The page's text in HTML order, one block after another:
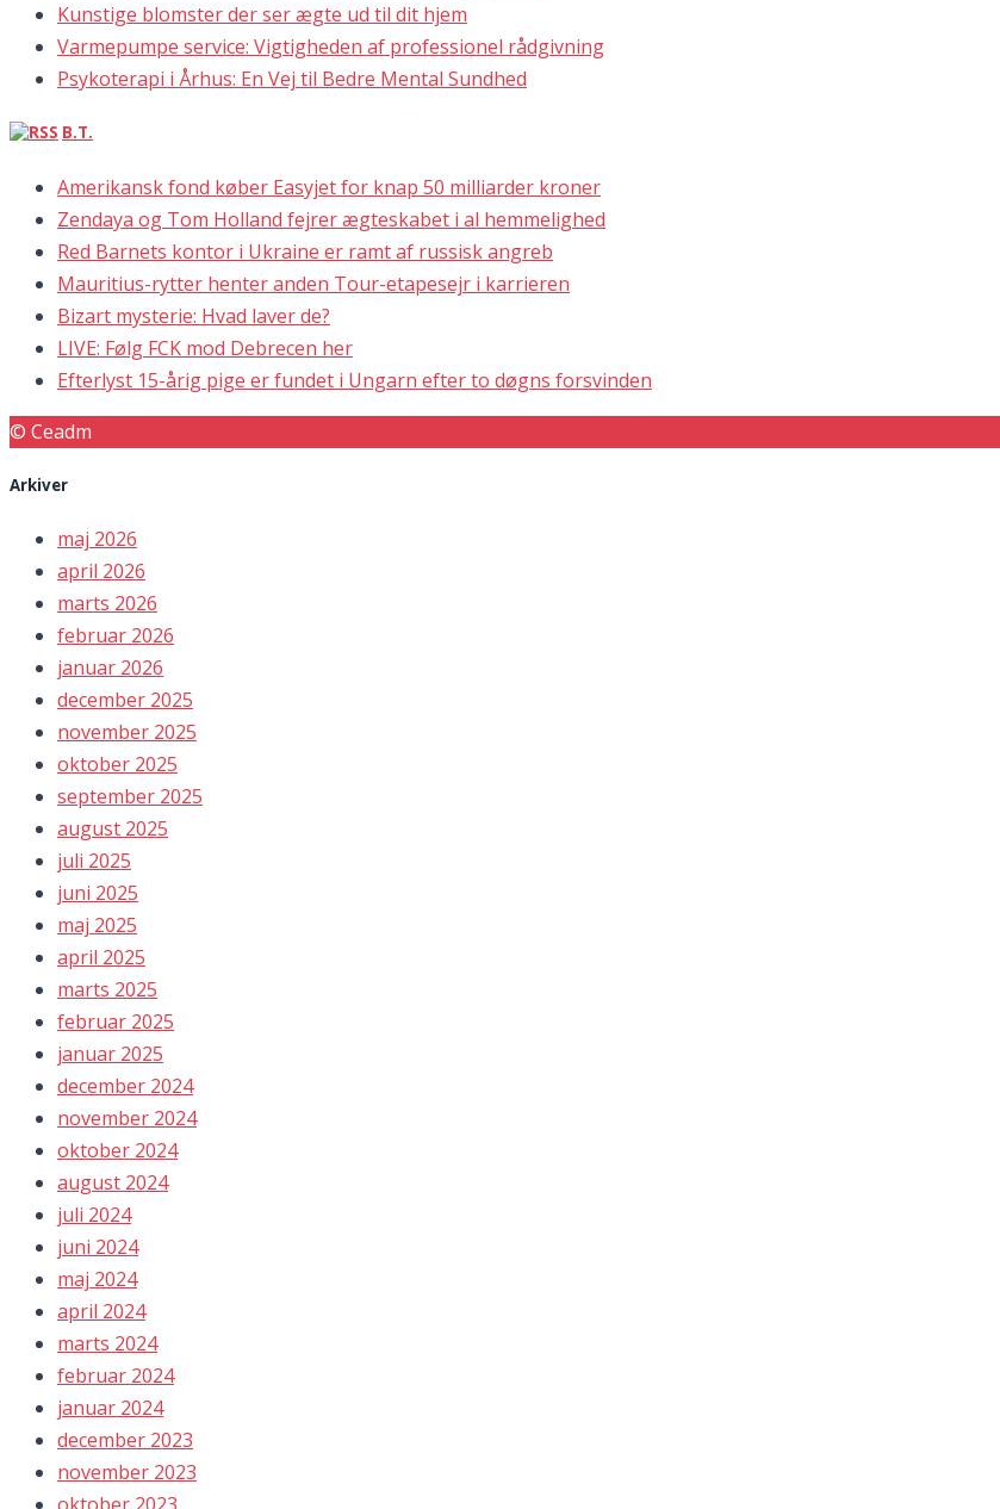
Kunstige blomster der ser ægte ud til dit hjem
Varmepumpe service: Vigtigheden af professionel rådgivning
Psykoterapi i Århus: En Vej til Bedre Mental Sundhed
B.T.
Amerikansk fond køber Easyjet for knap 50 milliarder kroner
Zendaya og Tom Holland fejrer ægteskabet i al hemmelighed
Red Barnets kontor i Ukraine er ramt af russisk angreb
Mauritius-rytter henter anden Tour-etapesejr i karrieren
Bizart mysterie: Hvad laver de?
LIVE: Følg FCK mod Debrecen her
Efterlyst 15-årig pige er fundet i Ungarn efter to døgns forsvinden
© Ceadm
Arkiver
maj 2026
april 2026
marts 2026
februar 2026
januar 2026
december 2025
november 2025
oktober 2025
september 2025
august 2025
juli 2025
juni 2025
maj 2025
april 2025
marts 2025
februar 2025
januar 2025
december 2024
november 2024
oktober 2024
august 2024
juli 2024
juni 2024
maj 2024
april 2024
marts 2024
februar 2024
januar 2024
december 2023
november 2023